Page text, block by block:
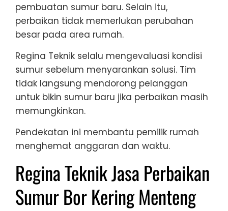
pembuatan sumur baru. Selain itu,
perbaikan tidak memerlukan perubahan
besar pada area rumah.
Regina Teknik selalu mengevaluasi kondisi
sumur sebelum menyarankan solusi. Tim
tidak langsung mendorong pelanggan
untuk bikin sumur baru jika perbaikan masih
memungkinkan.
Pendekatan ini membantu pemilik rumah
menghemat anggaran dan waktu.
Regina Teknik Jasa Perbaikan
Sumur Bor Kering Menteng